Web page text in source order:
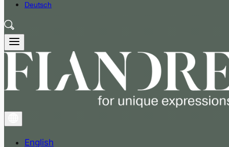
Deutsch
English